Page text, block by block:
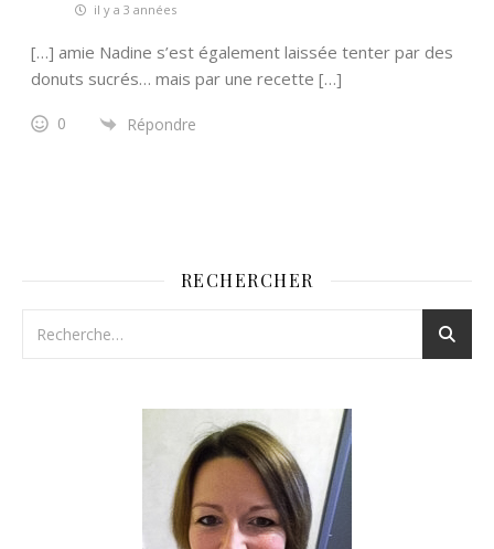
il y a 3 années
[…] amie Nadine s’est également laissée tenter par des
donuts sucrés… mais par une recette […]
0 Répondre
RECHERCHER